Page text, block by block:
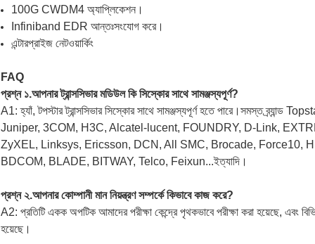
100G CWDM4 অ্যাপ্লিকেশন।
Infiniband EDR আন্তঃসংযোগ করে।
এন্টারপ্রাইজ নেটওয়ার্কিং
FAQ
প্রশ্ন ১.আপনার ট্রান্সসিভার মডিউল কি সিস্কোর সাথে সামঞ্জস্যপূর্ণ?
A1: হ্যাঁ, টপস্টার ট্রান্সসিভার সিস্কোর সাথে সামঞ্জস্যপূর্ণ হতে পারে।সমস্ত ব্র্যান্ড
Juniper, 3COM, H3C, Alcatel-lucent, FOUNDRY, D-Link,
ZyXEL, Linksys, Ericsson, DCN, All SMC, Brocade, Force10,
BDCOM, BLADE, BITWAY, Telco, Feixun...ইত্যাদি।
প্রশ্ন ২.আপনার কোম্পানী মান নিয়ন্ত্রণ সম্পর্কে কিভাবে কাজ করে?
A2: প্রতিটি একক অপটিক আমাদের পরীক্ষা কেন্দ্রে পৃথকভাবে পরীক্ষা করা হয়েছে, এবং
হয়েছে।